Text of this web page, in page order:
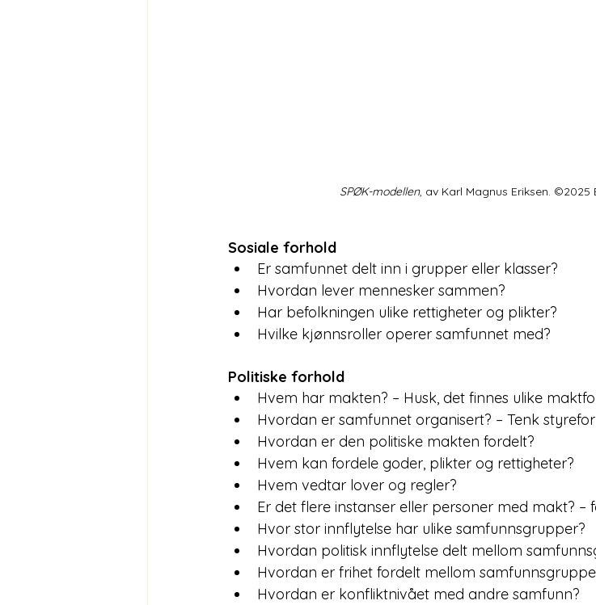
SPØK-modellen, av Karl Magnus Eriksen. ©2025
Sosiale forhold
Er samfunnet delt inn i grupper eller klasser?
Hvordan lever mennesker sammen?
Har befolkningen ulike rettigheter og plikter?
Hvilke kjønnsroller operer samfunnet med?
Politiske forhold
Hvem har makten? – Husk, det finnes ulike
Hvordan er samfunnet organisert? – Tenk
Hvordan er den politiske makten fordelt?
Hvem kan fordele goder, plikter og rettigheter?
Hvem vedtar lover og regler?
Er det flere instanser eller personer med makt? –
Hvor stor innflytelse har ulike samfunnsgrupper?
Hvordan politisk innflytelse delt mellom
Hvordan er frihet fordelt mellom
Hvordan er konfliktnivået med andre samfunn?